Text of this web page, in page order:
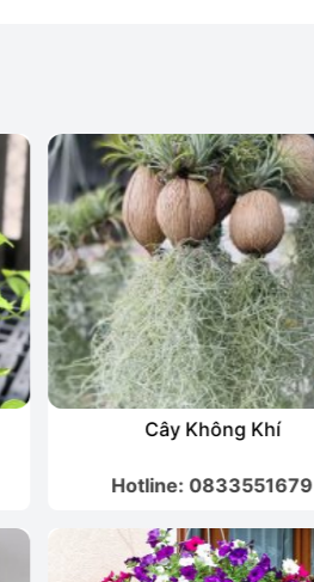
Cây Không Khí
Hotline: 0833551679